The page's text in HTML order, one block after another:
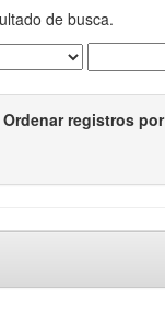
de busca.
Ordenar registros por